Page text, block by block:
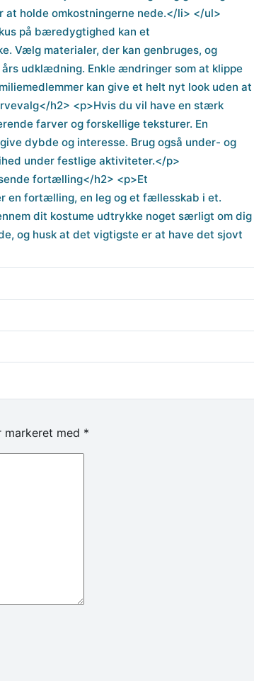
holde omkostningerne nede.</li> </ul>
på bæredygtighed kan et
Vælg materialer, der kan genbruges, og
udklædning. Enkle ændringer som at klippe
kan give et helt nyt look uden at
h2> <p>Hvis du vil have en stærk
farver og forskellige teksturer. En
dybde og interesse. Brug også under- og
under festlige aktiviteter.</p>
fortælling</h2> <p>Et
en fortælling, en leg og et fællesskab i et.
dit kostume udtrykke noget særligt om dig
og husk at det vigtigste er at have det sjovt
med *